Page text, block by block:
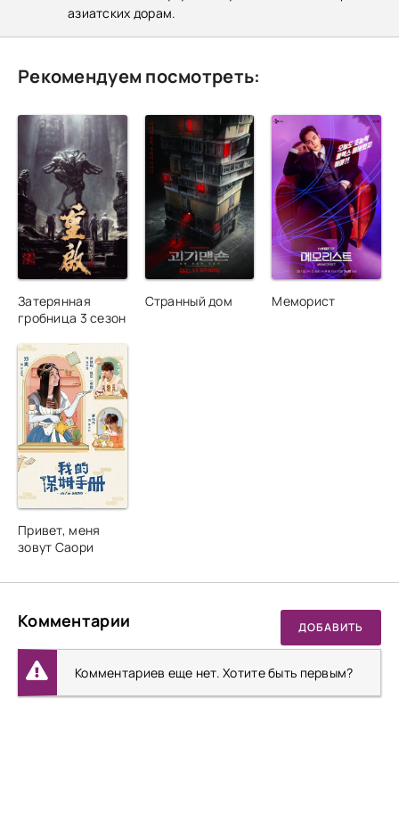
азиатских дорам.
Рекомендуем посмотреть:
Затерянная
гробница 3 сезон
Странный дом Меморист
Привет, меня
зовут Саори
Комментарии ДОБАВИТЬ
Комментариев еще нет. Хотите быть первым?